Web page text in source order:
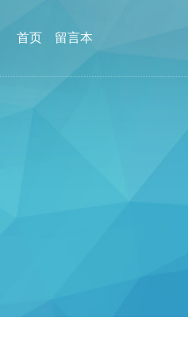
首页 留言本